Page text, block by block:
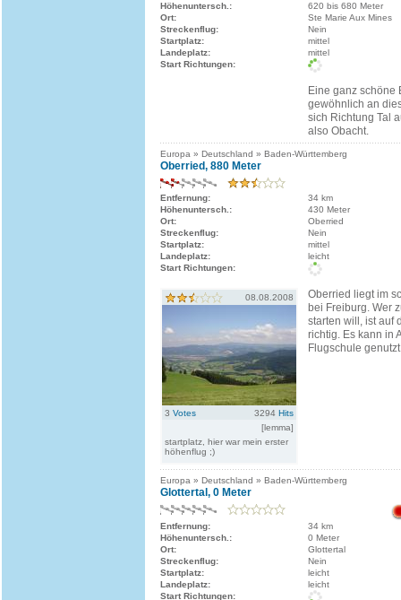
Höhenuntersch.:
620 bis 680 Meter
Ort:
Ste Marie Aux Mines
Streckenflug:
Nein
Startplatz:
mittel
Landeplatz:
mittel
Start Richtungen:
Eine ganz schöne
gewöhnlich an
sich Richtung Tal
also Obacht.
Europa » Deutschland » Baden-Württemberg
Oberried, 880 Meter
Entfernung:
34 km
Höhenuntersch.:
430 Meter
Ort:
Oberried
Streckenflug:
Nein
Startplatz:
mittel
Landeplatz:
leicht
Start Richtungen:
08.08.2008
3 Votes 3294 Hits
[lemma]
startplatz, hier war mein erster
höhenflug ;)
Oberried liegt im
bei Freiburg. Wer
starten will, ist auf
richtig. Es kann in
Flugschule
Europa » Deutschland » Baden-Württemberg
Glottertal, 0 Meter
Entfernung:
34 km
Höhenuntersch.:
0 Meter
Ort:
Glottertal
Streckenflug:
Nein
Startplatz:
leicht
Landeplatz:
leicht
Start Richtungen: